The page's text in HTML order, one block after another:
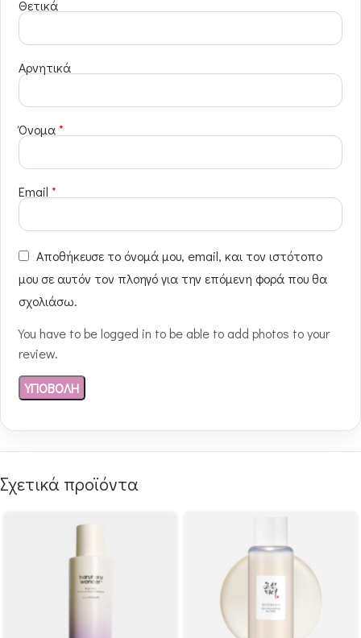
Θετικά
Αρνητικά
Όνομα*
Email *
Αποθήκευσε το όνομά μου, email, και τον ιστότοπο
μου σε αυτόν τον πλοηγό για την επόμενη φορά που θα
σχολιάσω.
You have to be logged in to be able to add photos to your
review.
Σχετικά προϊόντα